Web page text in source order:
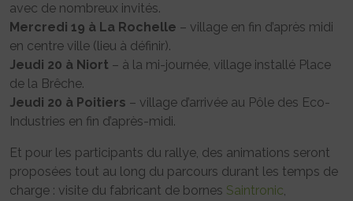
avec de nombreux invités.
Mercredi 19 à La Rochelle – village en fin d’après midi
en centre ville (lieu à définir).
Jeudi 20 à Niort – à la mi-journée, village installé Place
de la Brêche.
Jeudi 20 à Poitiers – village d’arrivée au Pôle des Eco-
Industries en fin d’après-midi.
Et pour les participants du rallye, des animations seront
proposées tout au long du parcours durant les temps de
charge : visite du fabricant de bornes Saintronic,